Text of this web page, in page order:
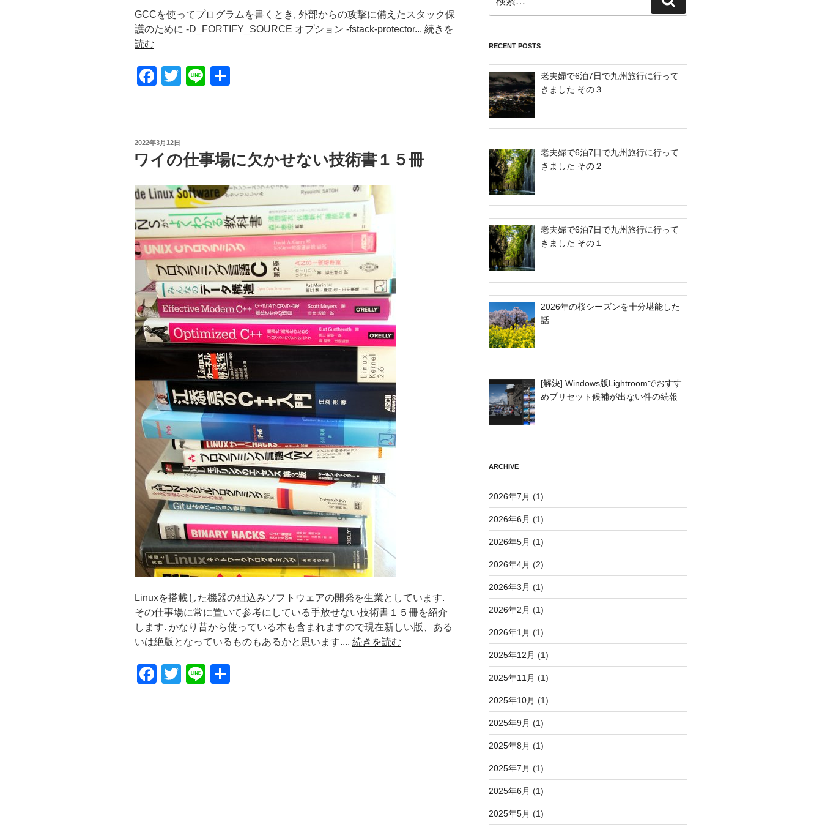
GCCを使ってプログラムを書くとき, 外部からの攻撃に備えたスタック保
護のために -D_FORTIFY_SOURCE オプション -fstack-protector... 続きを
読む
F
e
b
o
o
k
T
Li
投
日:
2022年3月12日
ワイの仕事場に欠かせない技術書１５冊
Linuxを搭載した機器の組込みソフトウェアの開発を生業としています.
その仕事場に常に置いて参考にしている手放せない技術書１５冊を紹介
します. かなり昔から使っている本も含まれますので現在新しい版、ある
いは絶版となっているものもあるかと思います.... 続きを読む
F
T
Li
索:
索
RECENT POSTS
老夫婦で6泊7日で九州旅行に行って
きました その３
老夫婦で6泊7日で九州旅行に行って
きました その２
老夫婦で6泊7日で九州旅行に行って
きました その１
2026年の桜シーズンを十分堪能した
話
[解決] Windows版Lightroomでおすす
めプリセット候補が出ない件の続報
ARCHIVE
2026年7月 (1)
2026年6月 (1)
2026年5月 (1)
2026年4月 (2)
2026年3月 (1)
2026年2月 (1)
2026年1月 (1)
2025年12月 (1)
2025年11月 (1)
2025年10月 (1)
2025年9月 (1)
2025年8月 (1)
2025年7月 (1)
2025年6月 (1)
2025年5月 (1)